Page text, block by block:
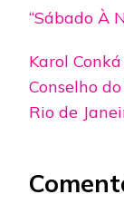
“Sábado À
Karol
Conselho
Rio de